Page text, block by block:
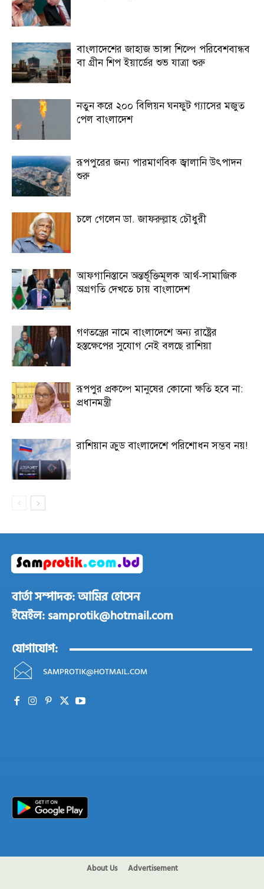
বাংলাদেশের জাহাজ ভাঙ্গা শিল্পে পরিবেশবান্ধব
বা গ্রীন শিপ ইয়ার্ডের শুভ যাত্রা শুরু
নতুন করে ২০০ বিলিয়ন ঘনফুট গ্যাসের মজুত
পেল বাংলাদেশ
রূপপুরের জন্য পারমাণবিক জ্বালানি উৎপাদন
শুরু
চলে গেলেন ডা. জাফরুল্লাহ চৌধুরী
আফগানিস্তানে অন্তর্ভূক্তিমূলক আর্থ-সামাজিক
অগ্রগতি দেখতে চায় বাংলাদেশ
গণতন্ত্রের নামে বাংলাদেশে অন্য রাষ্ট্রের
হস্তক্ষেপের সুযোগ নেই বলছে রাশিয়া
রূপপুর প্রকল্পে মানুষের কোনো ক্ষতি হবে না:
প্রধানমন্ত্রী
রাশিয়ান ক্রুড বাংলাদেশে পরিশোধন সম্ভব নয়!
বার্তা সম্পাদক: আমির হোসেন
ইমেইল: samprotik@hotmail.com
যোগাযোগ:
SAMPROTIK@HOTMAIL.COM
About Us Advertisement